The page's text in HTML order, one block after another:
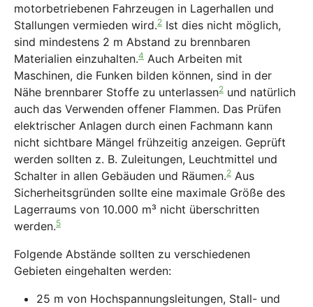
motorbetriebenen Fahrzeugen in Lagerhallen und
Stallungen vermieden wird.2 Ist dies nicht möglich,
sind mindestens 2 m Abstand zu brennbaren
Materialien einzuhalten.4 Auch Arbeiten mit
Maschinen, die Funken bilden können, sind in der
Nähe brennbarer Stoffe zu unterlassen2 und natürlich
auch das Verwenden offener Flammen. Das Prüfen
elektrischer Anlagen durch einen Fachmann kann
nicht sichtbare Mängel frühzeitig anzeigen. Geprüft
werden sollten z. B. Zuleitungen, Leuchtmittel und
Schalter in allen Gebäuden und Räumen.2 Aus
Sicherheitsgründen sollte eine maximale Größe des
Lagerraums von 10.000 m³ nicht überschritten
werden.5
Folgende Abstände sollten zu verschiedenen
Gebieten eingehalten werden:
25 m von Hochspannungsleitungen, Stall- und